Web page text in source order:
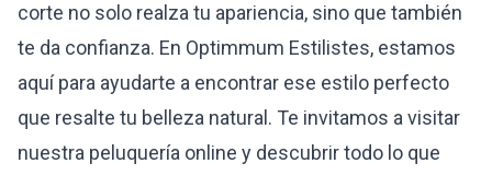
corte no solo realza tu apariencia, sino que también
te da confianza. En Optimmum Estilistes, estamos
aquí para ayudarte a encontrar ese estilo perfecto
que resalte tu belleza natural. Te invitamos a visitar
nuestra peluquería online y descubrir todo lo que